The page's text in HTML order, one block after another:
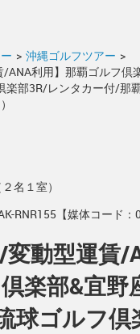
> 沖縄ゴルフツアー >
/ANA利用】那覇ゴルフ倶
楽部3R/レンタカー付/那
名１室）
RNR155【媒体コード：
変動型運賃/
楽部&宜野
球ゴルフ倶